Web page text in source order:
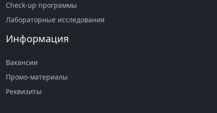
Check-up программы
Лабораторные исследования
Информация
Вакансии
Промо-материалы
Реквизиты